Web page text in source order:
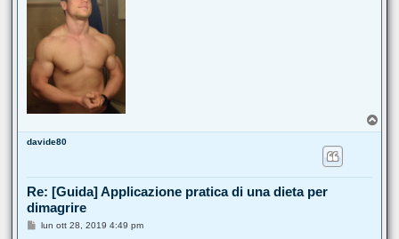
o
davide80
Re: [Guida] Applicazione pratica di una dieta per
dimagrire
Mlun ott 28, 2019 4:49 pm